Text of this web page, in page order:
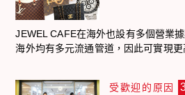
JEWEL CAFE在海外也設有多個營業
海外均有多元流通管道，因此可實現更
受歡迎的原因